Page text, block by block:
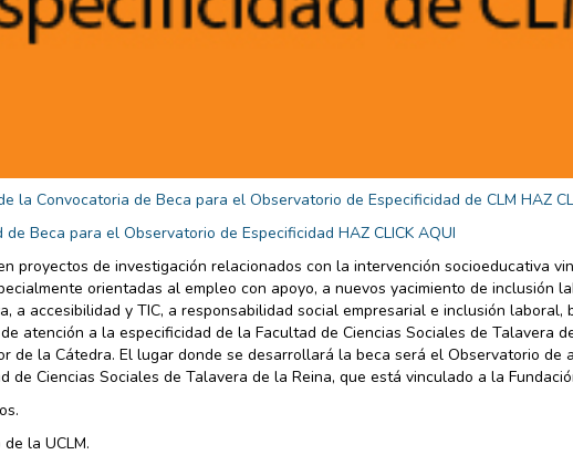
la Convocatoria de Beca para el Observatorio de Especificidad de CLM HAZ
de Beca para el Observatorio de Especificidad HAZ CLICK AQUI
proyectos de investigación relacionados con la intervención socioeducativa
orientadas al empleo con apoyo, a nuevos yacimiento de inclusión
a accesibilidad y TIC, a responsabilidad social empresarial e inclusión laboral,
atención a la especificidad de la Facultad de Ciencias Sociales de Talavera
de la Cátedra. El lugar donde se desarrollará la beca será el Observatorio de
de Ciencias Sociales de Talavera de la Reina, que está vinculado a la
la UCLM.